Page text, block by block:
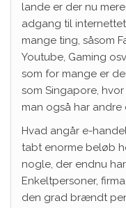
lande er der nu
adgang til
mange ting, såsom
Youtube, Gaming
som for mange er
som Singapore,
man også har andre
Hvad angår e-
tabt enorme beløb
nogle, der endnu
Enkeltpersoner,
den grad brændt